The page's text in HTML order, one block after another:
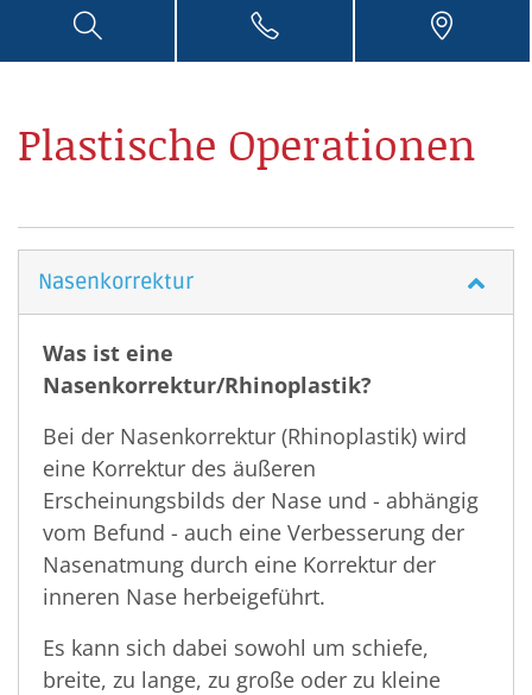
Aktuelle
Meldungen
Weiterführende
Plastische Operationen
Nasenkorrektur
Was ist eine
Nasenkorrektur/Rhinoplastik?
Bei der Nasenkorrektur (Rhinoplastik) wird
eine Korrektur des äußeren
Erscheinungsbilds der Nase und - abhängig
vom Befund - auch eine Verbesserung der
Nasenatmung durch eine Korrektur der
inneren Nase herbeigeführt.
Es kann sich dabei sowohl um schiefe,
breite, zu lange, zu große oder zu kleine